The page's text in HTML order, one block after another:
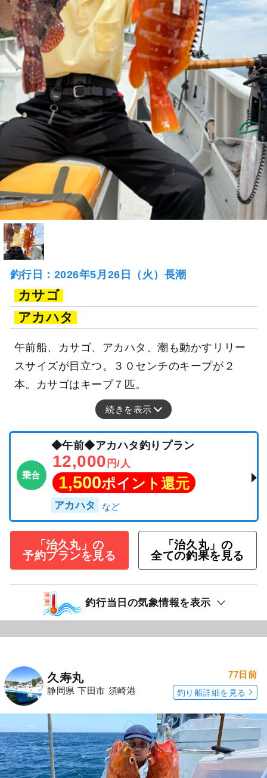
釣行日：2026年5月26日（火）長潮
カサゴ
アカハタ
午前船、カサゴ、アカハタ、潮も動かすリリー
スサイズが目立つ。３０センチのキープが２
本。カサゴはキープ７匹。
続きを表示
乗合
◆午前◆アカハタ釣りプラン
12,000 円/人
1,500ポイント還元
アカハタ
「治久丸」の
予約プランを見る
「治久丸」の
全ての釣果を見る
釣行当日の気象情報を表示
久寿丸
静岡県 下田市 須崎港
77日前
釣り船詳細を見る